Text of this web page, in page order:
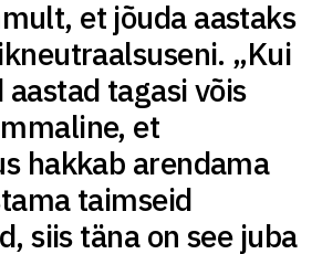
et jõuda aastaks
„Kui
tagasi võis
et
hakkab arendama
taimseid
siis täna on see juba